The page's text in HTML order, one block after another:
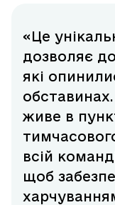
«Це
дозволяє
які
живе в
всій
щоб